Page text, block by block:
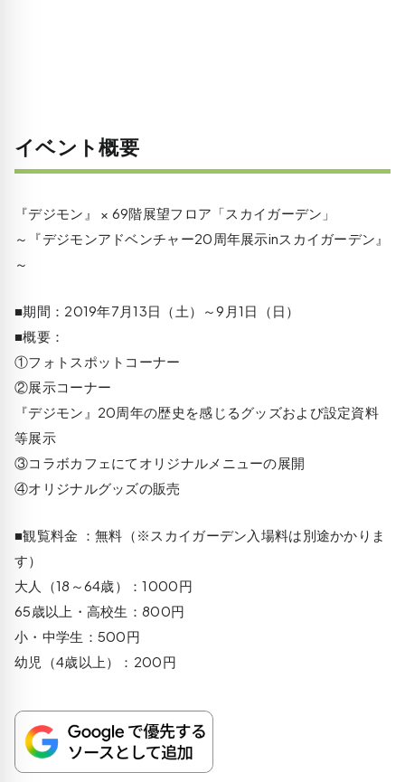
イベント概要
『デジモン』 × 69階展望フロア「スカイガーデン」
～『デジモンアドベンチャー20周年展示inスカイガーデン』
～
■期間：2019年7月13日（土）～9月1日（日）
■概要：
①フォトスポットコーナー
②展示コーナー
『デジモン』20周年の歴史を感じるグッズおよび設定資料
等展示
③コラボカフェにてオリジナルメニューの展開
④オリジナルグッズの販売
■観覧料金 ：無料（※スカイガーデン入場料は別途かかりま
す）
大人（18～64歳）：1000円
65歳以上・高校生：800円
小・中学生：500円
幼児（4歳以上）：200円